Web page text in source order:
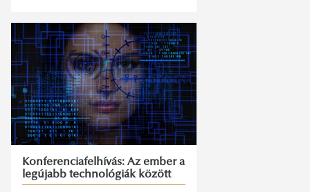
Konferenciafelhívás: Az ember a
legújabb technológiák között